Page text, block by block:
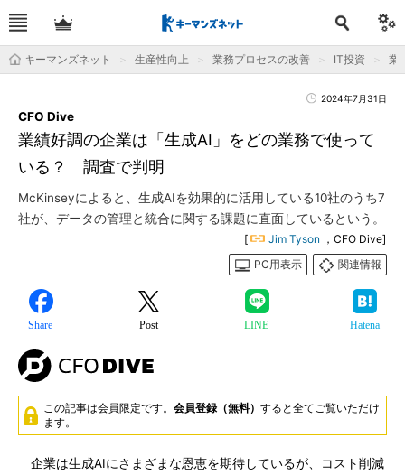
キーマンズネット 生産性向上 業務プロセスの改善 IT投資 業
2024年7月31日
業績好調の企業は「生成AI」をどの業務で使って
いる？ 調査で判明
CFO Dive
McKinseyによると、生成AIを効果的に活用している10社のうち7
社が、データの管理と統合に関する課題に直面しているという。
[ Jim Tyson ，CFO Dive]
PC用表示
関連情報
Share Post LINE Hatena
この記事は会員限定です。 会員登録（無料） すると全てご覧いただけ
ます。
企業は生成AIにさまざまな恩恵を期待しているが、コスト削減